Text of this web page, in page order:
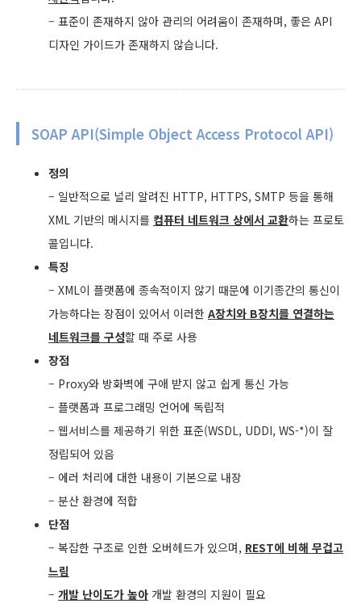
– 표준이 존재하지 않아 관리의 어려움이 존재하며, 좋은 API
디자인 가이드가 존재하지 않습니다.
SOAP API(Simple Object Access Protocol API)
정의
– 일반적으로 널리 알려진 HTTP, HTTPS, SMTP 등을 통해
XML 기반의 메시지를 컴퓨터 네트워크 상에서 교환하는 프로토
콜입니다.
특징
– XML이 플랫폼에 종속적이지 않기 때문에 이기종간의 통신이
가능하다는 장점이 있어서 이러한 A장치와 B장치를 연결하는
네트워크를 구성할 때 주로 사용
장점
– Proxy와 방화벽에 구애 받지 않고 쉽게 통신 가능
– 플랫폼과 프로그래밍 언어에 독립적
– 웹서비스를 제공하기 위한 표준(WSDL, UDDI, WS-*)이 잘
정립되어 있음
– 에러 처리에 대한 내용이 기본으로 내장
– 분산 환경에 적합
단점
– 복잡한 구조로 인한 오버헤드가 있으며, REST에 비해 무겁고
느림
– 개발 난이도가 높아 개발 환경의 지원이 필요